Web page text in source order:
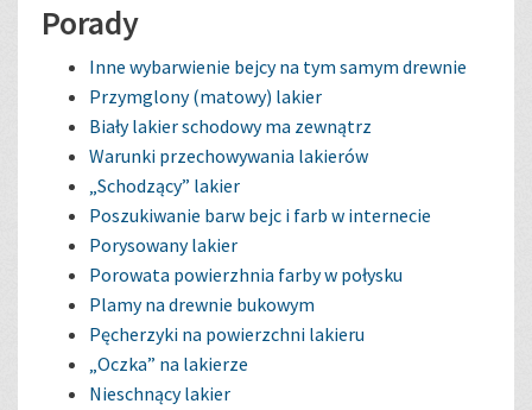
Porady
Inne wybarwienie bejcy na tym samym drewnie
Przymglony (matowy) lakier
Biały lakier schodowy ma zewnątrz
Warunki przechowywania lakierów
„Schodzący” lakier
Poszukiwanie barw bejc i farb w internecie
Porysowany lakier
Porowata powierzhnia farby w połysku
Plamy na drewnie bukowym
Pęcherzyki na powierzchni lakieru
„Oczka” na lakierze
Nieschnący lakier